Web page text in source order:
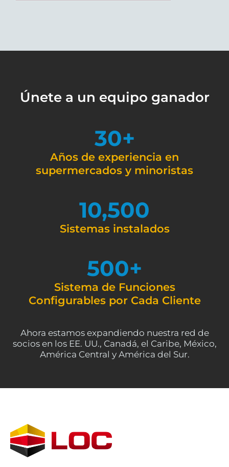
Únete a un equipo ganador
Años de experiencia en
supermercados y minoristas
30+
Sistemas instalados
10,500
Sistema de Funciones
Configurables por Cada Cliente
500+
Ahora estamos expandiendo nuestra red de
socios en los EE. UU., Canadá, el Caribe, México,
América Central y América del Sur.